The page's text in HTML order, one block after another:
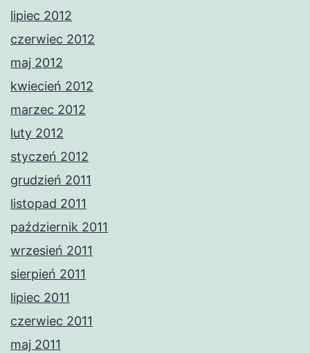
lipiec 2012
czerwiec 2012
maj 2012
kwiecień 2012
marzec 2012
luty 2012
styczeń 2012
grudzień 2011
listopad 2011
październik 2011
wrzesień 2011
sierpień 2011
lipiec 2011
czerwiec 2011
maj 2011